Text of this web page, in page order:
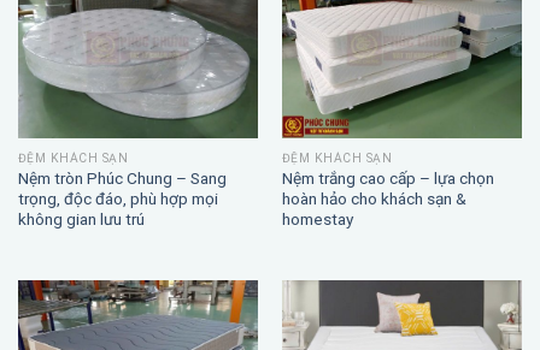
ĐỆM KHÁCH SẠN
Nệm tròn Phúc Chung – Sang
trọng, độc đáo, phù hợp mọi
không gian lưu trú
ĐỆM KHÁCH SẠN
Nệm trắng cao cấp – lựa chọn
hoàn hảo cho khách sạn &
homestay